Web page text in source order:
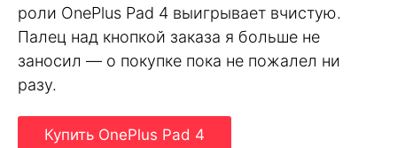
роли OnePlus Pad 4 выигрывает вчистую.
Палец над кнопкой заказа я больше не
заносил — о покупке пока не пожалел ни
разу.
Купить OnePlus Pad 4